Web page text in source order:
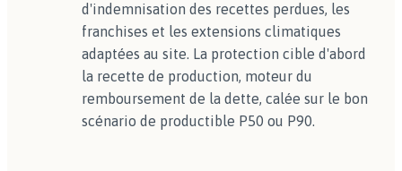
d'indemnisation des recettes perdues, les
franchises et les extensions climatiques
adaptées au site. La protection cible d'abord
la recette de production, moteur du
remboursement de la dette, calée sur le bon
scénario de productible P50 ou P90.